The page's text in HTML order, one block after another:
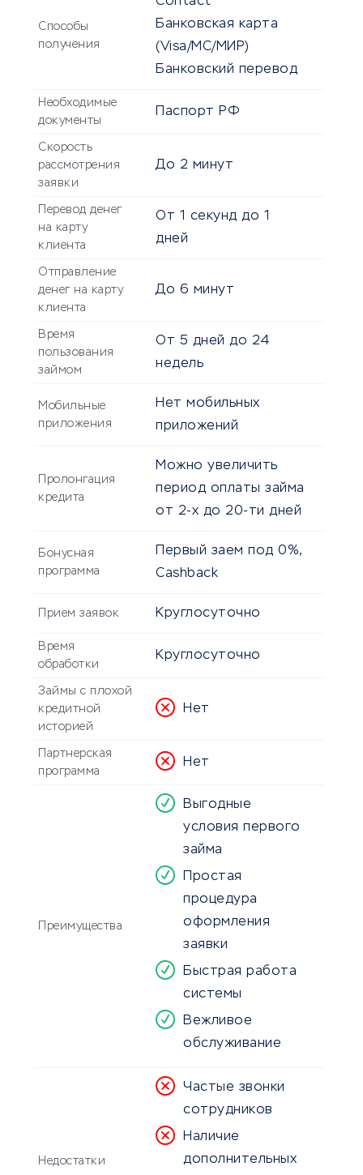
Способы
получения
Банковская карта
(Visa/MC/МИР)
Банковский перевод
Необходимые
документы
Паспорт РФ
Скорость
рассмотрения
заявки
До 2 минут
Перевод денег
на карту
клиента
От 1 секунд до 1
дней
Отправление
денег на карту
клиента
До 6 минут
Время
пользования
займом
От 5 дней до 24
недель
Мобильные
приложения
Нет мобильных
приложений
Пролонгация
кредита
Можно увеличить
период оплаты займа
от 2-х до 20-ти дней
Бонусная
программа
Первый заем под 0%,
Cashback
Прием заявок Круглосуточно
Время
обработки
Круглосуточно
Займы с плохой
кредитной
историей
Нет
Партнерская
программа
Нет
Преимущества
Выгодные
условия первого
займа
Простая
процедура
оформления
заявки
Быстрая работа
системы
Вежливое
обслуживание
Недостатки
Частые звонки
сотрудников
Наличие
дополнительных